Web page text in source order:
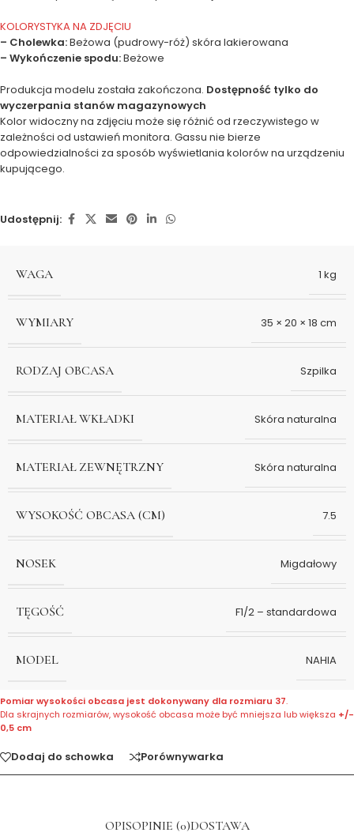
KOLORYSTYKA NA ZDJĘCIU
– Cholewka:Beżowa (pudrowy-róż) skóra lakierowana
– Wykończenie spodu:Beżowe
Produkcja modelu została zakończona. Dostępność tylko do
wyczerpania stanów magazynowych
Kolor widoczny na zdjęciu może się różnić od rzeczywistego w
zależności od ustawień monitora. Gassu nie bierze
odpowiedzialności za sposób wyświetlania kolorów na urządzeniu
kupującego.
Udostępnij:
WAGA 1 kg
WYMIARY 35 × 20 × 18 cm
RODZAJ OBCASA Szpilka
MATERIAŁ WKŁADKI Skóra naturalna
MATERIAŁ ZEWNĘTRZNY Skóra naturalna
WYSOKOŚĆ OBCASA (CM) 7.5
NOSEK Migdałowy
TĘGOŚĆ F1/2 – standardowa
MODEL NAHIA
Pomiar wysokości obcasa jest dokonywany dla rozmiaru 37.
Dla skrajnych rozmiarów, wysokość obcasa może być mniejsza lub większa +/-
0,5 cm
Dodaj do schowka Porównywarka
OPISOPINIE (0)DOSTAWA